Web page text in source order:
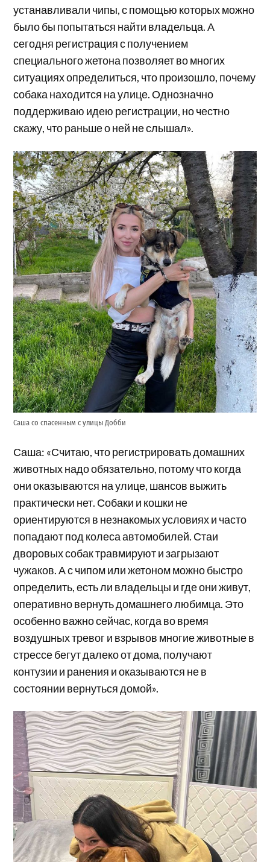
устанавливали чипы, с помощью которых можно
было бы попытаться найти владельца. А
сегодня регистрация с получением
специального жетона позволяет во многих
ситуациях определиться, что произошло, почему
собака находится на улице. Однозначно
поддерживаю идею регистрации, но честно
скажу, что раньше о ней не слышал».
Саша со спасенным с улицы Добби
Саша: «Считаю, что регистрировать домашних
животных надо обязательно, потому что когда
они оказываются на улице, шансов выжить
практически нет. Собаки и кошки не
ориентируются в незнакомых условиях и часто
попадают под колеса автомобилей. Стаи
дворовых собак травмируют и загрызают
чужаков. А с чипом или жетоном можно быстро
определить, есть ли владельцы и где они живут,
оперативно вернуть домашнего любимца. Это
особенно важно сейчас, когда во время
воздушных тревог и взрывов многие животные в
стрессе бегут далеко от дома, получают
контузии и ранения и оказываются не в
состоянии вернуться домой».